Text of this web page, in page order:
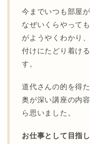
今までいつも部屋
なぜいくらやって
がようやくわかり
付けにたどり着け
す。
道代さんの的を得
奥が深い講座の内
ら思いました。
お仕事として目指